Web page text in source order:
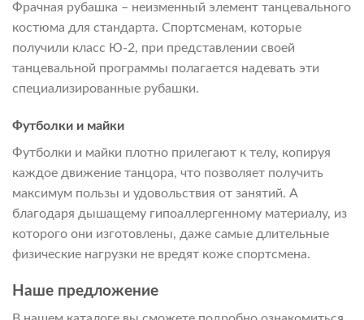
Фрачная рубашка – неизменный элемент танцевального
костюма для стандарта. Спортсменам, которые
получили класс Ю-2, при представлении своей
танцевальной программы полагается надевать эти
специализированные рубашки.
Футболки и майки
Футболки и майки плотно прилегают к телу, копируя
каждое движение танцора, что позволяет получить
максимум пользы и удовольствия от занятий. А
благодаря дышащему гипоаллергенному материалу, из
которого они изготовлены, даже самые длительные
физические нагрузки не вредят коже спортсмена.
Наше предложение